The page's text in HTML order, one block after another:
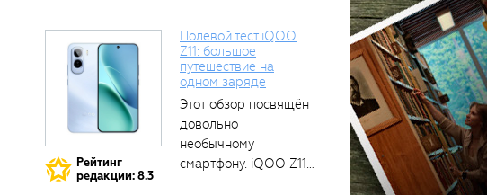
Рейтинг
редакции: 8.3
Полевой тест iQOO
Z11: большое
путешествие на
одном заряде
Этот обзор посвящён
довольно
необычному
смартфону. iQOO Z11